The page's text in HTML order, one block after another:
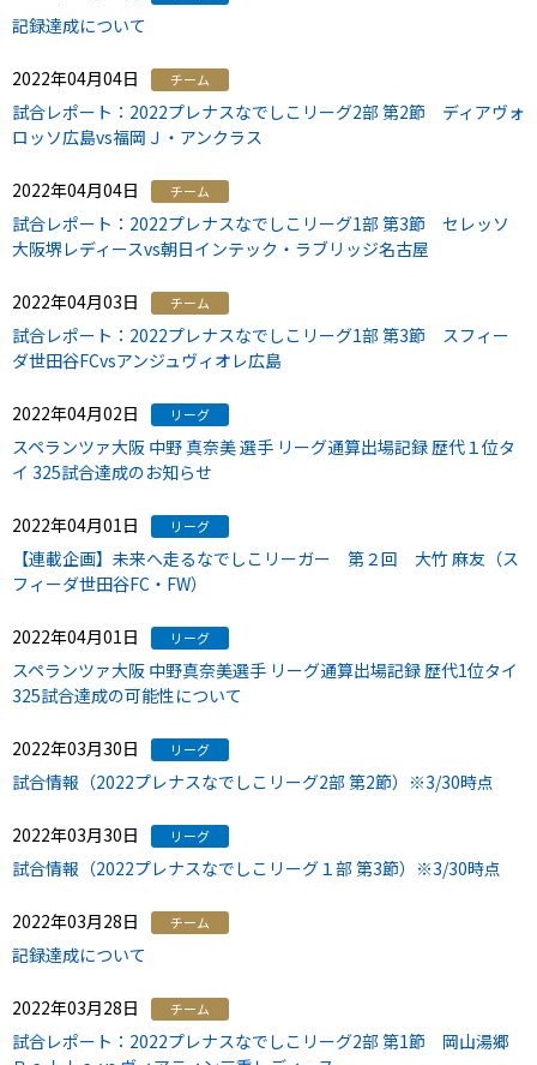
記録達成について
2022年04月04日 チーム
試合レポート：2022プレナスなでしこリーグ2部 第2節 ディアヴォ
ロッソ広島vs福岡Ｊ・アンクラス
2022年04月04日 チーム
試合レポート：2022プレナスなでしこリーグ1部 第3節 セレッソ
大阪堺レディースvs朝日インテック・ラブリッジ名古屋
2022年04月03日 チーム
試合レポート：2022プレナスなでしこリーグ1部 第3節 スフィー
ダ世田谷FCvsアンジュヴィオレ広島
2022年04月02日 リーグ
スペランツァ大阪 中野 真奈美 選手 リーグ通算出場記録 歴代１位タ
イ 325試合達成のお知らせ
2022年04月01日 リーグ
【連載企画】未来へ走るなでしこリーガー 第２回 大竹 麻友（ス
フィーダ世田谷FC・FW）
2022年04月01日 リーグ
スペランツァ大阪 中野真奈美選手 リーグ通算出場記録 歴代1位タイ
325試合達成の可能性について
2022年03月30日 リーグ
試合情報（2022プレナスなでしこリーグ2部 第2節）※3/30時点
2022年03月30日 リーグ
試合情報（2022プレナスなでしこリーグ１部 第3節）※3/30時点
2022年03月28日 チーム
記録達成について
2022年03月28日 チーム
試合レポート：2022プレナスなでしこリーグ2部 第1節 岡山湯郷